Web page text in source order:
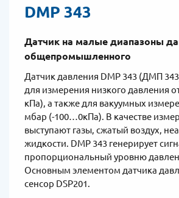
DMP 343
Датчик на малые диапазоны
общепромышленного
Датчик давления DMP 343 (ДМП
для измерения низкого давления
кПа), а также для вакуумных
мбар (-100…0кПа). В качестве
выступают газы, сжатый воздух,
жидкости. DMP 343 генерирует
пропорциональный уровню
Основным элементом датчика
сенсор DSP201.